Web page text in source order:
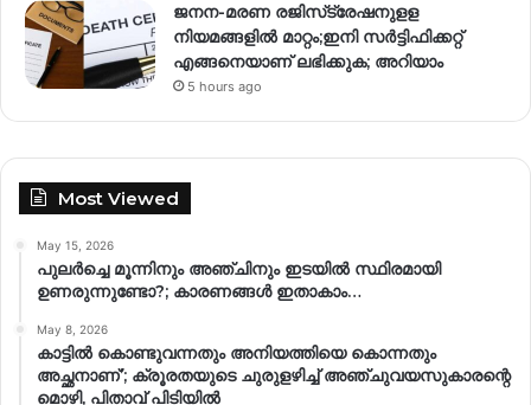
ജനന-മരണ രജിസ്‌ട്രേഷനുളള
നിയമങ്ങളില്‍ മാറ്റം;ഇനി സര്‍ട്ടിഫിക്കറ്റ്
എങ്ങനെയാണ് ലഭിക്കുക; അറിയാം
5 hours ago
Most Viewed
May 15, 2026
പുലർച്ചെ മൂന്നിനും അഞ്ചിനും ഇടയിൽ സ്ഥിരമായി
ഉണരുന്നുണ്ടോ?; കാരണങ്ങള്‍ ഇതാകാം…
May 8, 2026
കാട്ടിൽ കൊണ്ടുവന്നതും അനിയത്തിയെ കൊന്നതും
അച്ഛനാണ്’; ക്രൂരതയുടെ ചുരുളഴിച്ച് അഞ്ചുവയസുകാരന്റെ
മൊഴി, പിതാവ് പിടിയിൽ